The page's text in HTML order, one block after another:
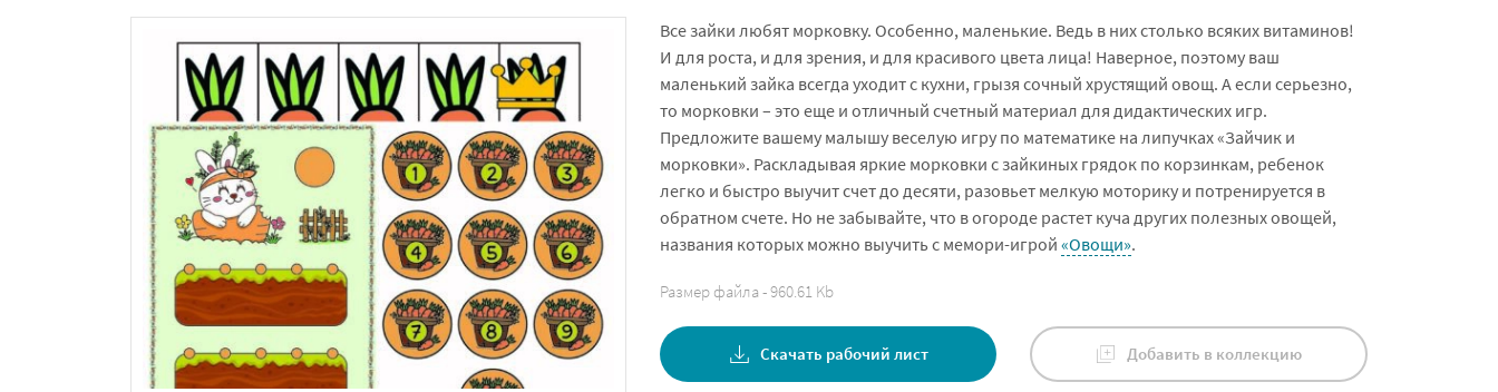
Все зайки любят морковку. Особенно, маленькие. Ведь в них столько всяких витаминов!
И для роста, и для зрения, и для красивого цвета лица! Наверное, поэтому ваш
маленький зайка всегда уходит с кухни, грызя сочный хрустящий овощ. А если серьезно,
то морковки – это еще и отличный счетный материал для дидактических игр.
Предложите вашему малышу веселую игру по математике на липучках «Зайчик и
морковки». Раскладывая яркие морковки с зайкиных грядок по корзинкам, ребенок
легко и быстро выучит счет до десяти, разовьет мелкую моторику и потренируется в
обратном счете. Но не забывайте, что в огороде растет куча других полезных овощей,
названия которых можно выучить с мемори-игрой «Овощи».
Размер файла - 960.61 Kb
Скачать рабочий лист Добавить в коллекцию